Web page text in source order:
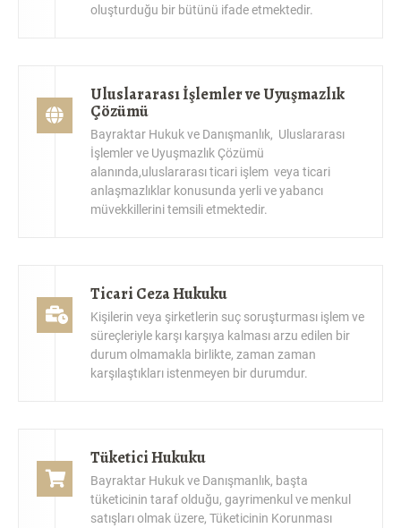
Çözümü
Bayraktar Hukuk ve Danışmanlık, Uluslararası
İşlemler ve Uyuşmazlık Çözümü
alanında,uluslararası ticari işlem veya ticari
anlaşmazlıklar konusunda yerli ve yabancı
müvekkillerini temsili etmektedir.
Kişilerin veya şirketlerin suç soruşturması işlem ve
süreçleriyle karşı karşıya kalması arzu edilen bir
durum olmamakla birlikte, zaman zaman
karşılaştıkları istenmeyen bir durumdur.
Bayraktar Hukuk ve Danışmanlık, başta
tüketicinin taraf olduğu, gayrimenkul ve menkul
satışları olmak üzere, Tüketicinin Korunması
Hakkındaki kanun kapsamına giren tüm konu ve